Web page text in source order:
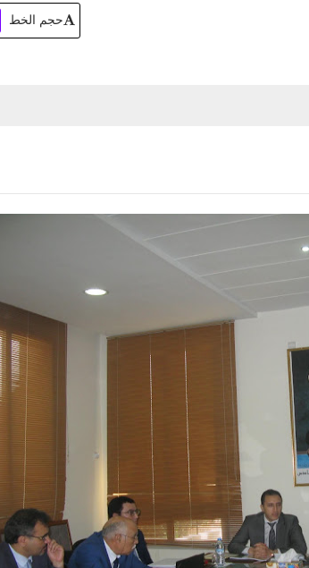
حجم الخط